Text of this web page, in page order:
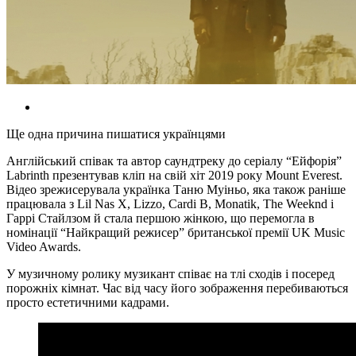
Ще одна причина пишатися українцями
Англійський співак та автор саундтреку до серіалу “Ейфорія”
Labrinth презентував кліп на свій хіт 2019 року Mount Everest.
Відео зрежисерувала українка Таню Муіньо, яка також раніше
працювала з Lil Nas X, Lizzo, Cardi B, Monatik, The Weeknd і
Гаррі Стайлзом й стала першою жінкою, що перемогла в
номінації “Найкращий режисер” британської премії UK Music
Video Awards.
У музичному ролику музикант співає на тлі сходів і посеред
порожніх кімнат. Час від часу його зображення перебиваються
просто естетичними кадрами.